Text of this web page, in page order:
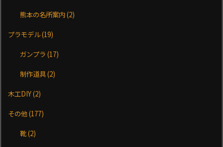
熊本の名所案内(2)
プラモデル(19)
ガンプラ(17)
制作道具(2)
木工DIY(2)
その他(177)
靴(2)